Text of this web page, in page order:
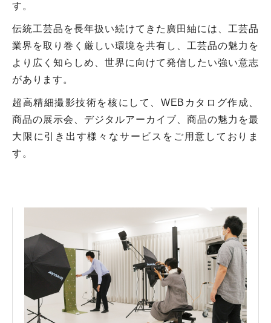
す。
伝統工芸品を長年扱い続けてきた廣田紬には、工芸品
業界を取り巻く厳しい環境を共有し、工芸品の魅力を
より広く知らしめ、世界に向けて発信したい強い意志
があります。
超高精細撮影技術を核にして、WEBカタログ作成、
商品の展示会、デジタルアーカイブ、商品の魅力を最
大限に引き出す様々なサービスをご用意しておりま
す。